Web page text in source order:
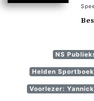
NS
Helden
Voorlezer: